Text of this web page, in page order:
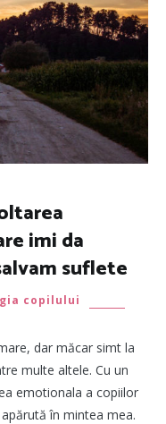
imi da
suflete
copilului
dar măcar simt la
multe altele. Cu un
emotionala a copiilor
în mintea mea.